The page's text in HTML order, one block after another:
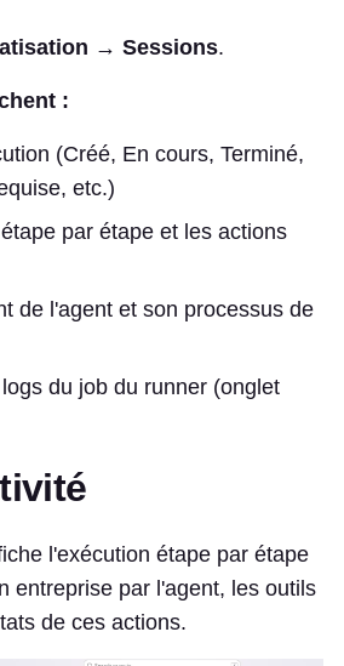
→ Sessions.
:
(Créé, En cours, Terminé,
etc.)
par étape et les actions
de l'agent et son processus de
du job du runner (onglet
l'exécution étape par étape
entreprise par l'agent, les outils
de ces actions.